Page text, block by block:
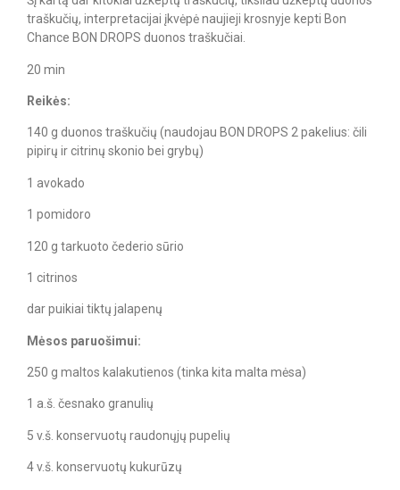
traškučių, interpretacijai įkvėpė naujieji krosnyje kepti Bon
Chance BON DROPS duonos traškučiai.
20 min
Reikės:
140 g duonos traškučių (naudojau BON DROPS 2 pakelius: čili
pipirų ir citrinų skonio bei grybų)
1 avokado
1 pomidoro
120 g tarkuoto čederio sūrio
1 citrinos
dar puikiai tiktų jalapenų
Mėsos paruošimui:
250 g maltos kalakutienos (tinka kita malta mėsa)
1 a.š. česnako granulių
5 v.š. konservuotų raudonųjų pupelių
4 v.š. konservuotų kukurūzų